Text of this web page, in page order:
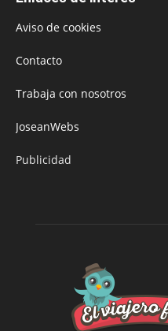
Aviso de cookies
Contacto
Trabaja con nosotros
JoseanWebs
Publicidad